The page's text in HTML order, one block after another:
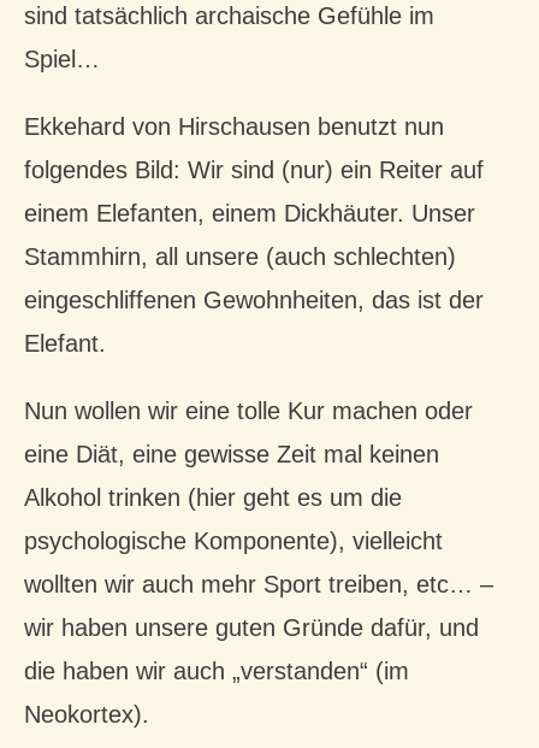
sind tatsächlich archaische Gefühle im
Spiel…
Ekkehard von Hirschausen benutzt nun
folgendes Bild: Wir sind (nur) ein Reiter auf
einem Elefanten, einem Dickhäuter. Unser
Stammhirn, all unsere (auch schlechten)
eingeschliffenen Gewohnheiten, das ist der
Elefant.
Nun wollen wir eine tolle Kur machen oder
eine Diät, eine gewisse Zeit mal keinen
Alkohol trinken (hier geht es um die
psychologische Komponente), vielleicht
wollten wir auch mehr Sport treiben, etc… –
wir haben unsere guten Gründe dafür, und
die haben wir auch „verstanden“ (im
Neokortex).